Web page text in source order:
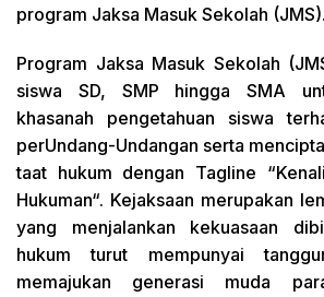
program Jaksa Masuk Sekolah (JMS).
Program Jaksa Masuk Sekolah
siswa SD, SMP hingga SMA
khasanah pengetahuan siswa
perUndang-Undangan serta
taat hukum dengan Tagline
Hukuman“. Kejaksaan merupakan
yang menjalankan kekuasaan
hukum turut mempunyai
memajukan generasi muda